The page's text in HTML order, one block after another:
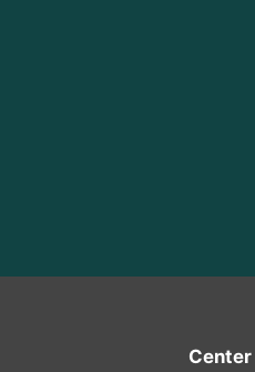
Center